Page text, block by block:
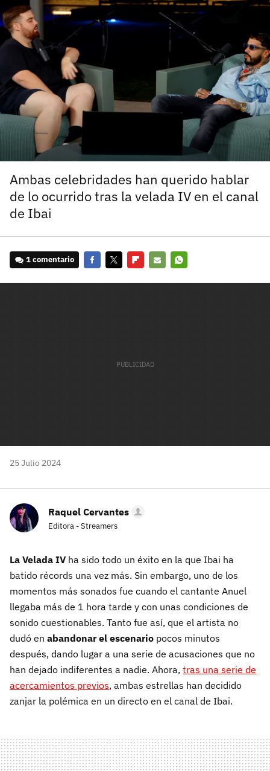
Ambas celebridades han querido hablar
de lo ocurrido tras la velada IV en el canal
de Ibai
1 comentario
25 Julio 2024
Raquel Cervantes
Editora - Streamers
La Velada IV ha sido todo un éxito en la que Ibai ha
batido récords una vez más. Sin embargo, uno de los
momentos más sonados fue cuando el cantante Anuel
llegaba más de 1 hora tarde y con unas condiciones de
sonido cuestionables. Tanto fue así, que el artista no
dudó en abandonar el escenario pocos minutos
después, dando lugar a una serie de acusaciones que no
han dejado indiferentes a nadie. Ahora, tras una serie de
acercamientos previos, ambas estrellas han decidido
zanjar la polémica en un directo en el canal de Ibai.
¿Todavía no tienes cuenta?
Regístrate gratis
El inicio de sesión con Facebook ya no está
disponible, pero puedes seguir usando tu cuenta
de 3DJuegos:
Recupera tu acceso con Facebook
carácter inicial), pero no mayúsculas, espacios, tildes
o caracteres especiales.
politica de privacidad y
de participación
Registrarse en 3DJuegos
Entra con Google
¿Ya tienes cuenta?